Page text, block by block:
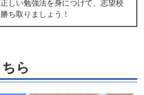
しい勉強法を身につけて、志望校
ち取りましょう！
ら